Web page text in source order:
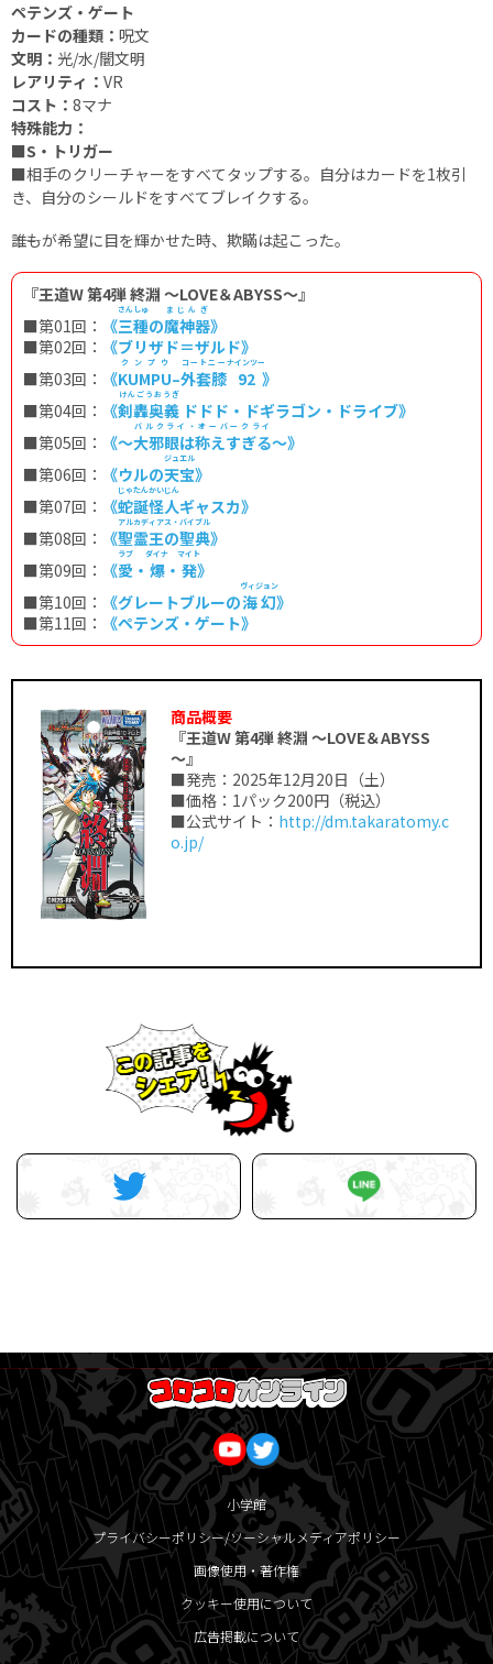
ペテンズ・ゲート
カードの種類： 呪文
文明： 光/水/闇文明
レアリティ： VR
コスト： 8マナ
特殊能力：
■S・トリガー
■相手のクリーチャーをすべてタップする。自分はカードを1枚引
き、自分のシールドをすべてブレイクする。
――誰もが希望に目を輝かせた時、欺瞞は起こった。
『王道W 第4弾 終淵 ～LOVE＆ABYSS～』
■第01回：
《三種
さんしゅ
の魔神器
まじんぎ
》
■第02回：
《ブリザド＝ザルド》
■第03回： 《KUMPU
クンプウ
–外套膝
コートニー
92
ナインツー
》
■第04回：
《剣轟奥義
けんごうおうぎ
ドドド・ドギラゴン・ドライブ》
■第05回：
《～大邪眼は称えすぎる
バルクライ・オーバークライ
～》
■第06回：
《ウルの天宝
ジュエル
》
■第07回：
《蛇誕怪人
じゃたんかいじん
ギャスカ》
■第08回：
《聖霊王の聖典
アルカディアス・バイブル
》
■第09回：
《愛
ラブ
・ 爆
ダイナ
・ 発
マイト
》
■第10回：
《グレートブルーの海幻
ヴィジョン
》
■第11回：
《ペテンズ・ゲート》
商品概要
『王道W 第4弾 終淵 ～LOVE＆ABYSS
～』
■発売：2025年12月20日（土）
■価格：1パック200円（税込）
■公式サイト： http://dm.takaratomy.c
o.jp/
小学館
プライバシーポリシー/ソーシャルメディアポリシー
画像使用・著作権
クッキー使用について
広告掲載について